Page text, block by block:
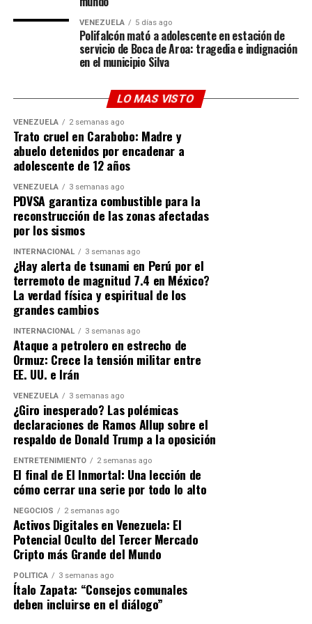
ocasiones sus experiencias viviendo la intensidad de la
bombonera con Boca Juniors, pero este Mundial ha
llevado la fiebre familiar a otro nivel.
Aunque Damon bromeó diciendo que «apoyaba a
a Leguizamo, reafirmó que su corazón (y el de su hogar)
le pertenece a la Scaloneta:
Un ícono que trasciende el deporte
A sus 39 años, el impacto del
mide solo en balones de oro o estadísticas; se mide en el
impacto cultural global. Que una de las figuras más
rentables y respetadas del cine de EE. UU. acepte con
orgullo que es el «segundo» en su hogar demuestra que
la Messimanía es un fenómeno sociológico. Matt Damon
puede ser el héroe de la gran pantalla, pero en su propia
casa, el trono le pertenece indiscutiblemente a Lionel
Messi.
VENEZUELA 5 días ago
Polifalcón mató a adolescente en estación de
servicio de Boca de Aroa: tragedia e indignación
en el municipio Silva
LO MAS VISTO
VENEZUELA 2 semanas ago
Trato cruel en Carabobo: Madre y
abuelo detenidos por encadenar a
adolescente de 12 años
VENEZUELA 3 semanas ago
PDVSA garantiza combustible para la
reconstrucción de las zonas afectadas
por los sismos
INTERNACIONAL 3 semanas ago
¿Hay alerta de tsunami en Perú por el
terremoto de magnitud 7.4 en México?
La verdad física y espiritual de los
grandes cambios
INTERNACIONAL 3 semanas ago
Ataque a petrolero en estrecho de
Ormuz: Crece la tensión militar entre
EE. UU. e Irán
VENEZUELA 3 semanas ago
¿Giro inesperado? Las polémicas
declaraciones de Ramos Allup sobre el
respaldo de Donald Trump a la oposición
ENTRETENIMIENTO 2 semanas ago
El final de El Inmortal: Una lección de
cómo cerrar una serie por todo lo alto
NEGOCIOS 2 semanas ago
Activos Digitales en Venezuela: El
Potencial Oculto del Tercer Mercado
Cripto más Grande del Mundo
POLÍTICA 3 semanas ago
Ítalo Zapata: “Consejos comunales
deben incluirse en el diálogo”